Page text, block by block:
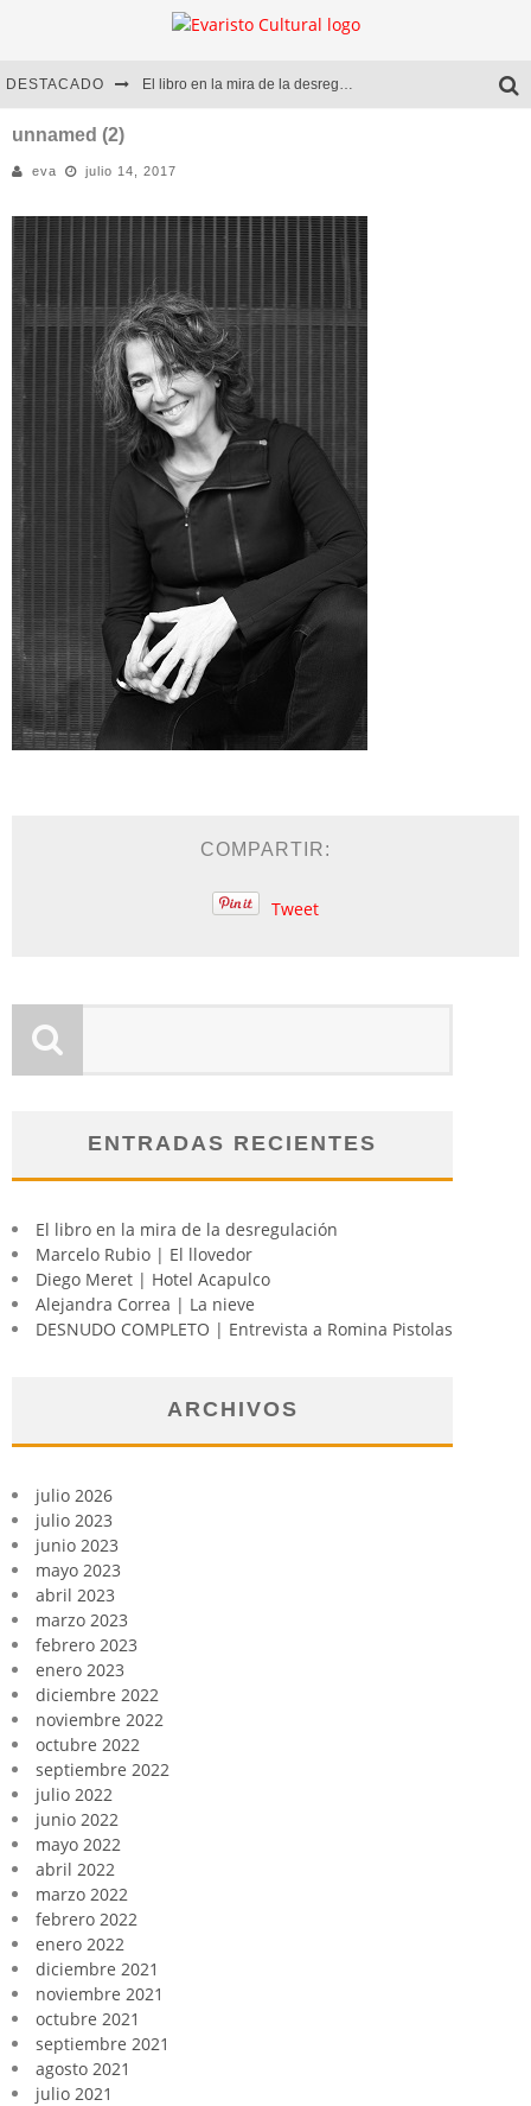
DESTACADO El libro en la mira de la desregulación
Diego Meret | Hotel Acapulco
Alejandra Correa | La nieve
unnamed (2)
eva julio 14, 2017
COMPARTIR:
Tweet
ENTRADAS RECIENTES
El libro en la mira de la desregulación
Marcelo Rubio | El llovedor
Diego Meret | Hotel Acapulco
Alejandra Correa | La nieve
DESNUDO COMPLETO | Entrevista a Romina Pistolas
ARCHIVOS
julio 2026
julio 2023
junio 2023
mayo 2023
abril 2023
marzo 2023
febrero 2023
enero 2023
diciembre 2022
noviembre 2022
octubre 2022
septiembre 2022
julio 2022
junio 2022
mayo 2022
abril 2022
marzo 2022
febrero 2022
enero 2022
diciembre 2021
noviembre 2021
octubre 2021
septiembre 2021
agosto 2021
julio 2021